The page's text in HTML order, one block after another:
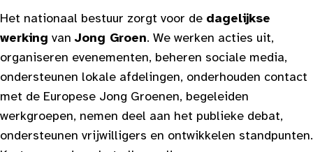
Het nationaal bestuur zorgt voor de dagelijkse
werking vanJong Groen. We werken acties uit,
organiseren evenementen, beheren sociale media,
ondersteunen lokale afdelingen, onderhouden contact
met de Europese Jong Groenen, begeleiden
werkgroepen, nemen deel aan het publieke debat,
ondersteunen vrijwilligers en ontwikkelen standpunten.